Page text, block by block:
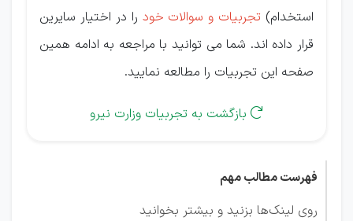
استخدام) تجربیات و سوالات خود را در اختیار سایرین
قرار داده اند. شما می توانید با مراجعه به ادامه همین
صفحه این تجربیات را مطالعه نمایید.
 بازگشت به تجربیات وزارت نیرو
فهرست مطالب مهم
روی لینک‌ها بزنید و بیشتر بخوانید